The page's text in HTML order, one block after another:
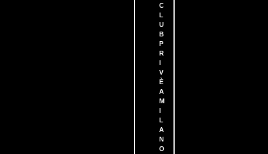
C
L
U
B
P
R
I
V
È
A
M
I
L
A
N
O